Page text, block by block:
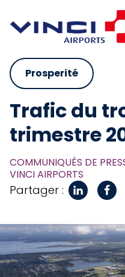
Prosperité
Trafic du
trimestre
COMMUNIQUÉS DE
VINCI AIRPORTS
Partager :